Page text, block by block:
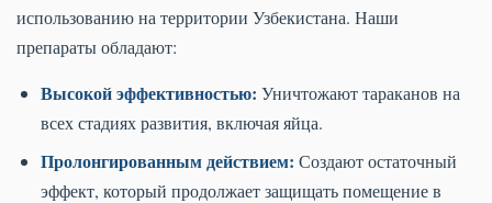
использованию на территории Узбекистана. Наши
препараты обладают:
Высокой эффективностью: Уничтожают тараканов на
всех стадиях развития, включая яйца.
Пролонгированным действием: Создают остаточный
эффект, который продолжает защищать помещение в